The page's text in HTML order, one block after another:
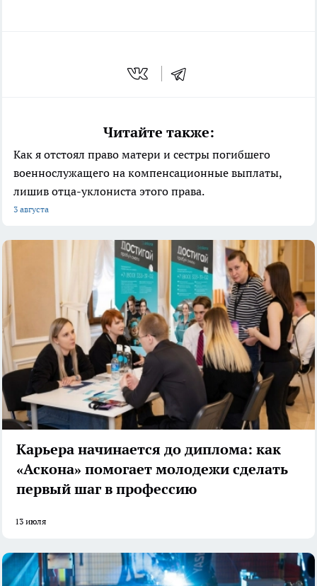
Читайте также:
Как я отстоял право матери и сестры погибшего
военнослужащего на компенсационные выплаты,
лишив отца-уклониста этого права.
3 августа
Карьера начинается до диплома: как
«Аскона» помогает молодежи сделать
первый шаг в профессию
13 июля